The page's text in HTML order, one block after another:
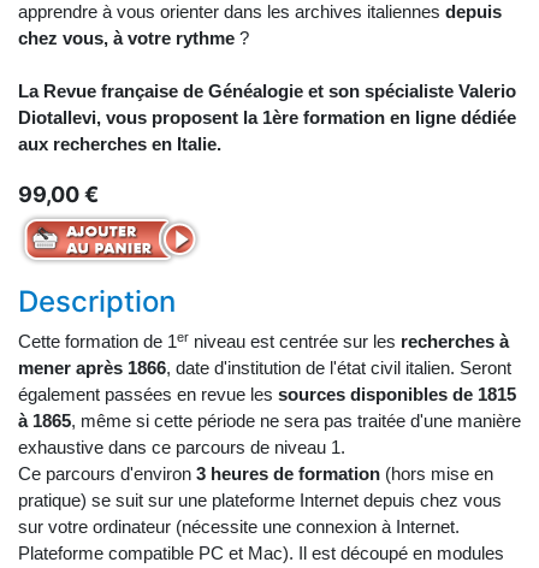
apprendre à vous orienter dans les archives italiennes depuis
chez vous, à votre rythme ?
La Revue française de Généalogie et son spécialiste Valerio
Diotallevi, vous proposent la 1ère formation en ligne dédiée
aux recherches en Italie.
99,00 €
Description
Cette formation de 1er niveau est centrée sur les recherches à
mener après 1866, date d'institution de l'état civil italien. Seront
également passées en revue les sources disponibles de 1815
à 1865, même si cette période ne sera pas traitée d'une manière
exhaustive dans ce parcours de niveau 1.
Ce parcours d'environ 3 heures de formation (hors mise en
pratique) se suit sur une plateforme Internet depuis chez vous
sur votre ordinateur (nécessite une connexion à Internet.
Plateforme compatible PC et Mac). Il est découpé en modules